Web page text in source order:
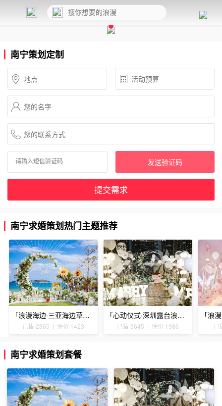
南宁策划定制
发送验证码
提交需求
南宁求婚策划热门主题推荐
「浪漫海边·三亚海边草坪浪漫求婚」
已售 2365 | 评价 1423
「心动仪式·深圳露台浪漫求婚」
已售 3645 | 评价 1986 已
南宁求婚策划套餐